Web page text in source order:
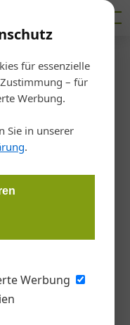
für essenzielle
– für
Werbung.
Sie in unserer
.
Werbung
19.06.2024, 13:07 Uhr
ist, hat derzeit
sich daran nichts
und